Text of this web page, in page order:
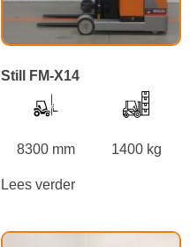
Still FM-X14
8300 mm 1400 kg
Lees verder